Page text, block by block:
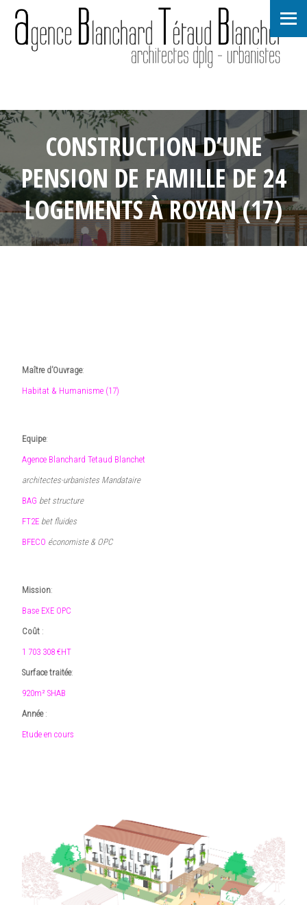
CONSTRUCTION D’UNE
PENSION DE FAMILLE DE 24
LOGEMENTS À ROYAN (17)
Maître d’Ouvrage:
Habitat & Humanisme (17)
Equipe:
Agence Blanchard Tetaud Blanchet
architectes-urbanistes Mandataire
BAG bet structure
FT2E bet fluides
BFECO économiste & OPC
Mission:
Base EXE OPC
Coût :
1 703 308 €HT
Surface traitée:
920m² SHAB
Année :
Etude en cours